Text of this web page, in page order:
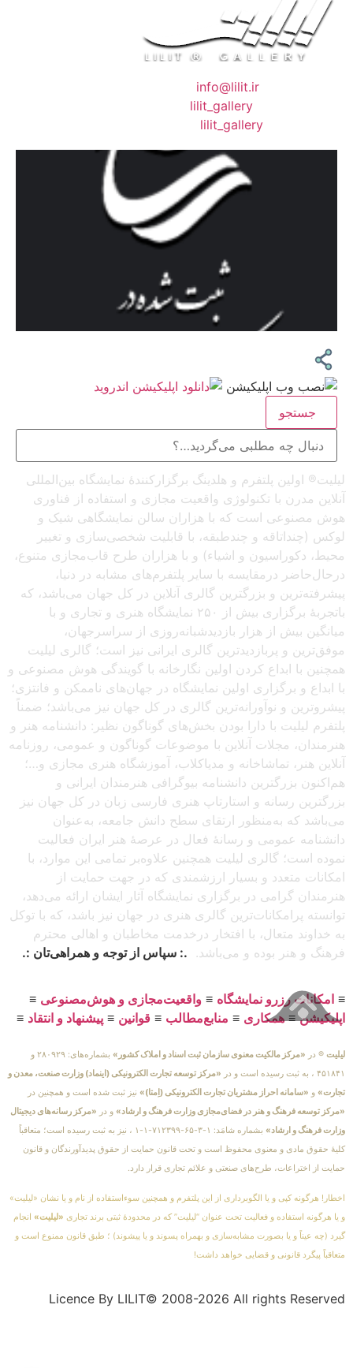
info@lilit.ir
lilit_gallery
lilit_gallery
جستجو
لیلیت® اولین پلتفرم و هلدینگ برگزارکنندهٔ نمایشگاه بین‌المللی
آنلاین مدرن با تکنولوژی واقعیت مجازی و استفاده از فناوری
هوش مصنوعی است که با هزاران سالن نمایشگاهی شیک و
لوکس (چنداتاقه و چندطبقه، با قابلیت شخصی‌سازی و تغییر
محیط، دکوراسیون و اشیاء) و با هزاران طرح قاب‌مجازی متنوع،
درحال‌حاضر درمقایسه با سایر پلتفرم‌های مشابه در دنیا،
پیشرفته‌ترین و بزرگترین گالری آنلاین در کل جهان می‌باشد، که
باتجربهٔ برگزاری بیش از ۲۵۰ نمایشگاه هنری و تجاری و با
میانگین بیش از هزار بازدیدشبانه‌روزی از سراسرجهان،
موفق‌ترین و پربازدیدترین گالری ایرانی نیز است؛ گالری لیلیت
همچنین با ابداع کردن اولین نگارخانه با گویندگی هوش مصنوعی و
با ابداع و برگزاری اولین نمایشگاه در جهان‌های ناممکن و فانتزی؛
پیشروترین و نوآورانه‌ترین گالری در کل جهان نیز می‌باشد؛ ضمناً
پلتفرم لیلیت با دارا بودن بخش‌های گوناگون نظیر: دانشنامه هنر و
هنرمندان، مجلات آنلاین با موضوعات گوناگون و عمومی، روزنامه
آنلاین هنر، تماشاخانه و مدیاکلاب، آموزشگاه هنری مجازی و…؛
هم‌اکنون بزرگترین دانشنامه بیوگرافی هنرمندان ایرانی و
بزرگترین رسانه و استارتاپ هنری فارسی زبان در کل جهان نیز
می‌باشد که به‌منظور ارتقای سطح دانش جامعه، به‌عنوان
دانشنامه عمومی و رسانهٔ فعال در عرصهٔ هنر ایران فعالیت
نموده است؛ گالری لیلیت همچنین علاوه‌بر تمامی این موارد، با
امکانات متعدد و بسیار ارزشمندی که در جهت حمایت از
هنرمندان گرامی در برگزاری نمایشگاه آثار ایشان ارائه می‌دهد،
توانسته پرامکانات‌ترین گالری هنری در جهان نیز باشد، که با توکل
به خداوند متعال، با افتخار درخدمت مخاطبان و اهالی محترم
فرهنگ و هنر بوده و می‌باشد. .: سپاس از توجه و همراهی‌تان :.
≡ امکانات رزرو نمایشگاه ≡ واقعیت‌مجازی و هوش‌مصنوعی ≡
اپلیکیشن≡همکاری ≡ منابع‌مطالب ≡ قوانین ≡ پیشنهاد و انتقاد ≡
لیلیت ® در «مرکز مالکیت معنوی سازمان ثبت اسناد و املاک کشور»
بشماره‌های: ۲۸۰۹۲۹ و
۴۵۱۸۴۱ ، به ثبت رسیده است و در
«مرکز توسعه تجارت الکترونیکی (اینماد) وزارت صنعت، معدن و
تجارت» و «سامانه احراز مشتریان تجارت الکترونیکی (اِمتا)» نیز ثبت شده است و همچنین در
«مرکز توسعه فرهنگ و هنر در فضای‌مجازی وزارت فرهنگ و ارشاد» و در «مرکز رسانه‌های دیجیتال
وزارت فرهنگ و ارشاد»
بشماره شامَد: ۱-۳-۶۵-۷۱۲۳۹۹-۱-۱ ، نیز به ثبت رسیده است؛ متعاقباً
کلیهٔ حقوق مادی و معنوی محفوظ است و تحت قانون حمایت از حقوق پدیدآورندگان و قانون
حمایت از اختراعات، طرح‌های صنعتی و علائم تجاری قرار دارد.
اخطار! هرگونه کپی و یا الگوبرداری از این پلتفرم و همچنین سوءاستفاده از نام و یا نشان «لیلیت»
و یا هرگونه استفاده و فعالیت تحت عنوان “لیلیت” که در محدودهٔ ثبتی برند تجاری «لیلیت» انجام
گیرد (چه عیناً و یا بصورت مشابه‌سازی و بهمراه پسوند و یا پیشوند) ؛ طبق قانون ممنوع است و
متعاقباً پیگرد قانونی و قضایی خواهد داشت!
Licence By LILIT© 2008-2026 All rights Reserved